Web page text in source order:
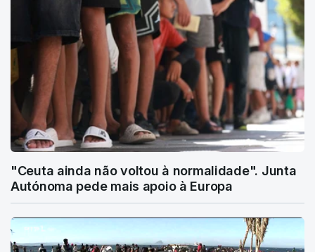
"Ceuta ainda não voltou à normalidade". Junta
Autónoma pede mais apoio à Europa